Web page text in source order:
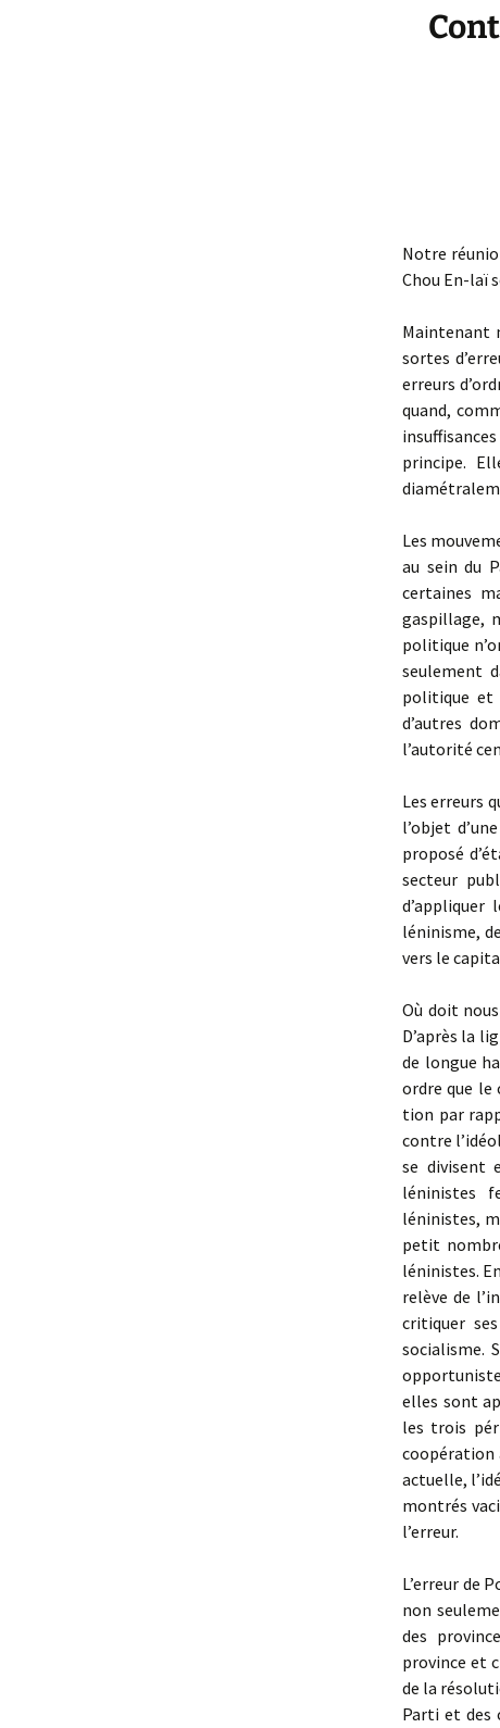
Notre
Chou En-laï
Maintenant
sortes
erreurs
quand,
principe.
Les
au sein du
certaines
gaspillage,
politique
seulement
politique et
d’autres
l’autorité
Les erreurs
l’objet
proposé
secteur
d’appliquer
léninisme,
vers le
Où doit
D’après la
de longue
ordre que le
tion par
contre
se divisent
léninistes
léninistes,
petit
léninistes.
relève de
critiquer
socialisme.
elles sont
les trois
coopé­ration
actuelle,
montrés
l’erreur.
L’erreur de
non
des
province et
de la
Parti et des